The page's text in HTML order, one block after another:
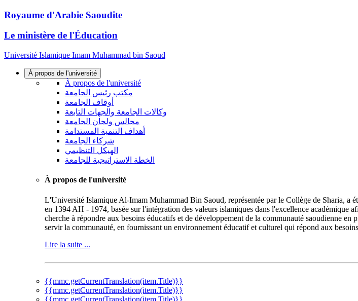
Royaume d'Arabie Saoudite
Le ministère de l'Éducation
Université Islamique Imam Muhammad bin Saoud
À propos de l'université
À propos de l'université
مكتب رئيس الجامعة
أوقاف الجامعة
وكالات الجامعة والجهات التابعة
مجالس ولجان الجامعة
أهداف التنمية المستدامة
شركاء الجامعة
الهيكل التنظيمي
الخطة الاستراتيجية للجامعة
À propos de l'université
L'Université Islamique Al-Imam Muhammad Bin Saoud, représentée par le Collège de Sharia, a
en 1394 AH - 1974, basée sur l'intégration des valeurs islamiques dans l'excellence
cherche à répondre aux besoins éducatifs et de développement de la communauté saoudienne
servir la communauté, en fournissant un environnement éducatif et culturel qui répond aux
Lire la suite ...
{{mmc.getCurrentTranslation(item.Title)}}
{{mmc.getCurrentTranslation(item.Title)}}
{{mmc.getCurrentTranslation(item.Title)}}